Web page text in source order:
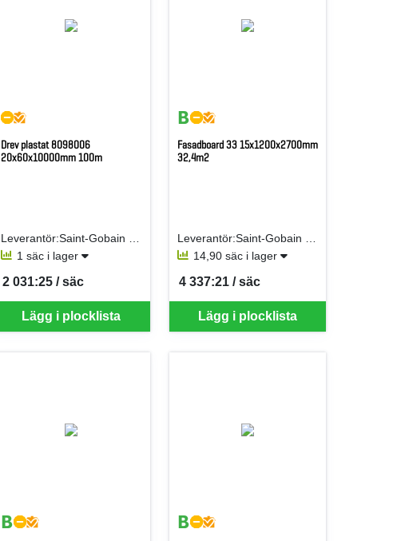
Drev plastat 8098006
20x60x10000mm 100m
1 säc i lager
Lägg i plocklista
2 031:25 / säc
SEK per SÄC
Fasadboard 33 15x1200x2700mm
32,4m2
14,90 säc i lager
Lägg i plocklista
4 337:21 / säc
SEK per SÄC